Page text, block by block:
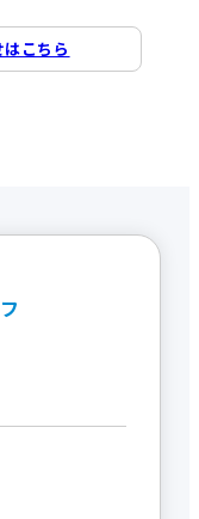
こちら